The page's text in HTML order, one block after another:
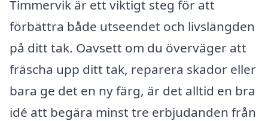
Timmervik är ett viktigt steg för att
förbättra både utseendet och livslängden
på ditt tak. Oavsett om du överväger att
fräscha upp ditt tak, reparera skador eller
bara ge det en ny färg, är det alltid en bra
idé att begära minst tre erbjudanden från